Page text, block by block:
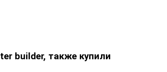
builder, также купили